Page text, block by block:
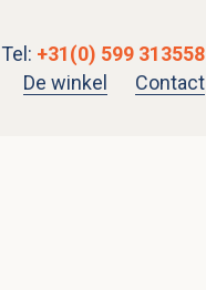
Tel: +31(0) 599 313558
De winkel
Contact